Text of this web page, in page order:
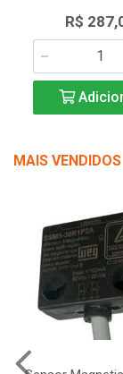
R$
MAIS VENDIDOS